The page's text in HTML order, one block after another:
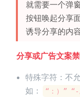
就需要一个弹
按钮唤起分享
诱导分享的内容
分享或广告文案
特殊字符：不
如：
“：）”